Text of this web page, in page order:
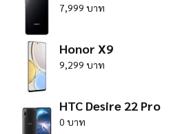
7,999 บาท
Honor X9
9,299 บาท
HTC Desire 22 Pro
0 บาท